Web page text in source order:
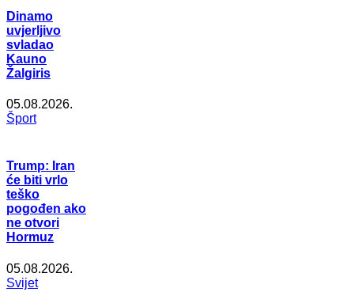
Dinamo
uvjerljivo
svladao
Kauno
Žalgiris
05.08.2026.
Šport
Trump: Iran
će biti vrlo
teško
pogođen ako
ne otvori
Hormuz
05.08.2026.
Svijet